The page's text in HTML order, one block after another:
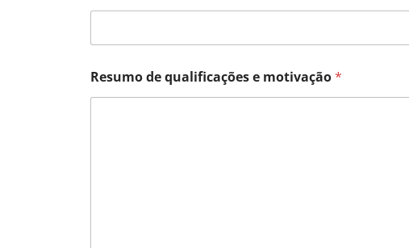
Resumo de qualificações e motivação*